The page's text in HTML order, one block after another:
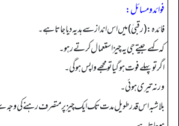
فوائد ومسائل:
فائدہ: (رقبیٰ) میں اس انداز سے ہدیہ دیا جاتا ہے۔
کہ کہے جیتے جی یہ چیز استعمال کرتے رہو۔
اگر تو پہلے فوت ہوگیا تو مجھے واپس ہوگی۔
ورنہ تیری ہوئی۔
بلاشبہ اس قدر طویل مدت تک ایک چیز پر متصرف رہنے کی